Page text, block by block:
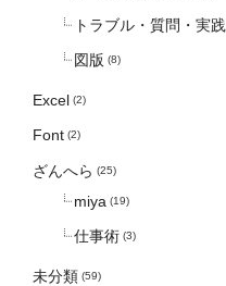
トラブル・質問・実践
図版 (8)
Excel (2)
Font (2)
ざんへら (25)
miya (19)
仕事術 (3)
未分類 (59)